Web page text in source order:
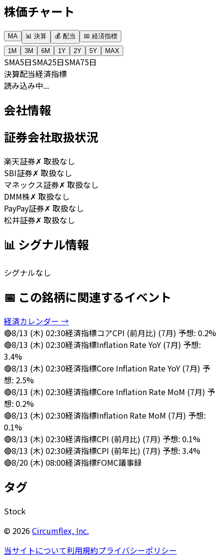
株価チャート
MA 📊 決算 💰 配当
📅 経済指標
1M
3M 6M 1Y 2Y 5Y MAX
SMA5日SMA25日SMA75日
決算配当経済指標
読み込み中...
会社情報
証券会社取扱状況
楽天証券✗ 取扱なし
SBI証券✗ 取扱なし
マネックス証券✗ 取扱なし
DMM株✗ 取扱なし
PayPay証券✗ 取扱なし
松井証券✗ 取扱なし
📊 シグナル情報
シグナルなし
📅 この銘柄に関連するイベント
経済カレンダー →
🔴8/13 (木) 02:30経済指標コアCPI (前月比) (7月) 予想: 0.2%
🔴8/13 (木) 02:30経済指標Inflation Rate YoY (7月) 予想:
3.4%
🔴8/13 (木) 02:30経済指標Core Inflation Rate YoY (7月) 予
想: 2.5%
🔴8/13 (木) 02:30経済指標Core Inflation Rate MoM (7月) 予
想: 0.2%
🔴8/13 (木) 02:30経済指標Inflation Rate MoM (7月) 予想:
0.1%
🔴8/13 (木) 02:30経済指標CPI (前月比) (7月) 予想: 0.1%
🔴8/13 (木) 02:30経済指標CPI (前年比) (7月) 予想: 3.4%
🔴8/20 (木) 08:00経済指標FOMC議事録
タグ
Stock
© 2026Circumflex, Inc.
当サイトについて利用規約プライバシーポリシー